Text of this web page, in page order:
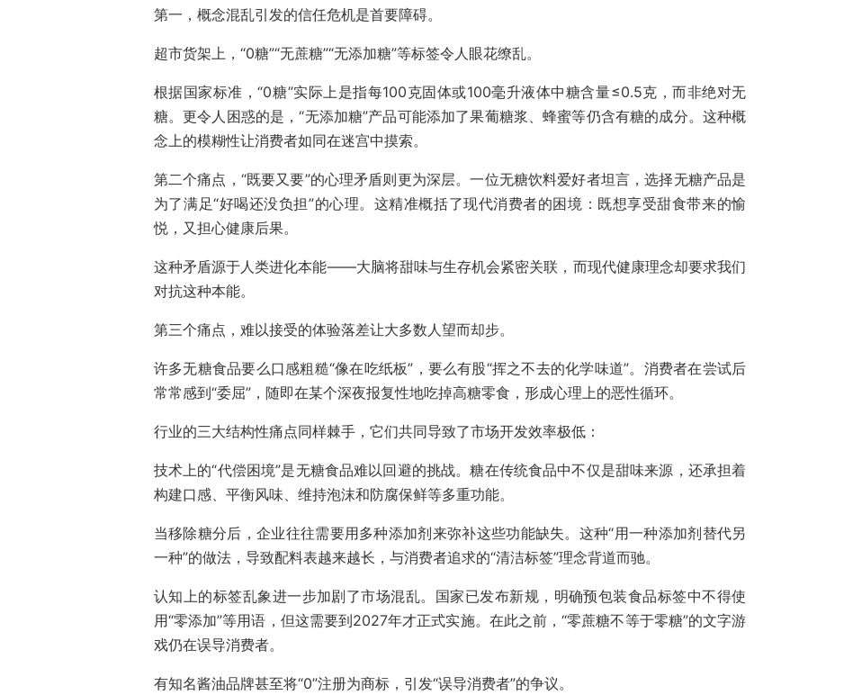
第一，概念混乱引发的信任危机是首要障碍。
超市货架上，“0糖”“无蔗糖”“无添加糖”等标签令人眼花缭乱。
根据国家标准，“0糖”实际上是指每100克固体或100毫升液体中糖含量≤0.5克，而非绝对无
糖。更令人困惑的是，“无添加糖”产品可能添加了果葡糖浆、蜂蜜等仍含有糖的成分。这种概
念上的模糊性让消费者如同在迷宫中摸索。
第二个痛点，“既要又要”的心理矛盾则更为深层。一位无糖饮料爱好者坦言，选择无糖产品是
为了满足“好喝还没负担”的心理。这精准概括了现代消费者的困境：既想享受甜食带来的愉
悦，又担心健康后果。
这种矛盾源于人类进化本能——大脑将甜味与生存机会紧密关联，而现代健康理念却要求我们
对抗这种本能。
第三个痛点，难以接受的体验落差让大多数人望而却步。
许多无糖食品要么口感粗糙“像在吃纸板”，要么有股“挥之不去的化学味道”。消费者在尝试后
常常感到“委屈”，随即在某个深夜报复性地吃掉高糖零食，形成心理上的恶性循环。
行业的三大结构性痛点同样棘手，它们共同导致了市场开发效率极低：
技术上的“代偿困境”是无糖食品难以回避的挑战。糖在传统食品中不仅是甜味来源，还承担着
构建口感、平衡风味、维持泡沫和防腐保鲜等多重功能。
当移除糖分后，企业往往需要用多种添加剂来弥补这些功能缺失。这种“用一种添加剂替代另
一种”的做法，导致配料表越来越长，与消费者追求的“清洁标签”理念背道而驰。
认知上的标签乱象进一步加剧了市场混乱。国家已发布新规，明确预包装食品标签中不得使
用“零添加”等用语，但这需要到2027年才正式实施。在此之前，“零蔗糖不等于零糖”的文字游
戏仍在误导消费者。
有知名酱油品牌甚至将“0”注册为商标，引发“误导消费者”的争议。